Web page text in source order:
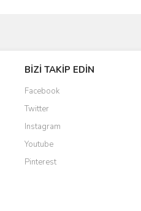
BİZİ TAKİP EDİN
Facebook
Twitter
Instagram
Youtube
Pinterest